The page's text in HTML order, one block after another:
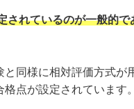
されているのが一般的で
同様に相対評価方式が
点が設定されています。